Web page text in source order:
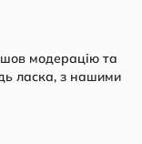
модерацію та
ласка, з нашими